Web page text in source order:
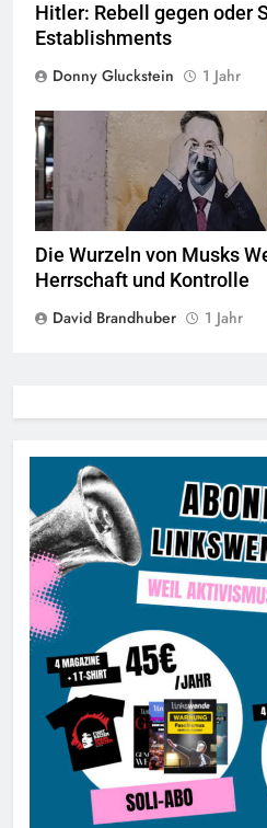
Hitler: Rebell gegen oder
Establishments
Donny Gluckstein
1 Jahr
Die Wurzeln von Musks
Herrschaft und Kontrolle
David Brandhuber
1 Jahr